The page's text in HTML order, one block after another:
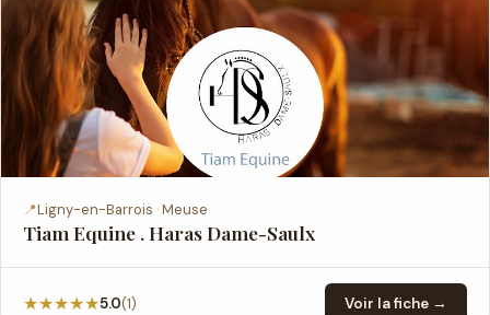
📍Ligny-en-Barrois · Meuse
Tiam Equine . Haras Dame-Saulx
★★★★★5.0(1) Voir la fiche →